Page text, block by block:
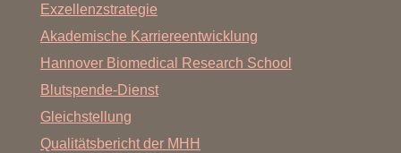
Exzellenzstrategie
Akademische Karriereentwicklung
Hannover Biomedical Research School
Blutspende-Dienst
Gleichstellung
Qualitätsbericht der MHH